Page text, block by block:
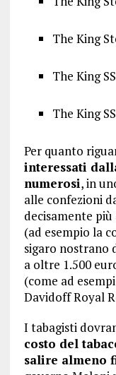
The King
The King
The King
Per quanto
interessati
numerosi, in
alle confezioni
decisamente più
(ad esempio la
sigaro nostrano
a oltre 1.500
(come ad
Davidoff Royal
I tabagisti
costo del
salire almeno